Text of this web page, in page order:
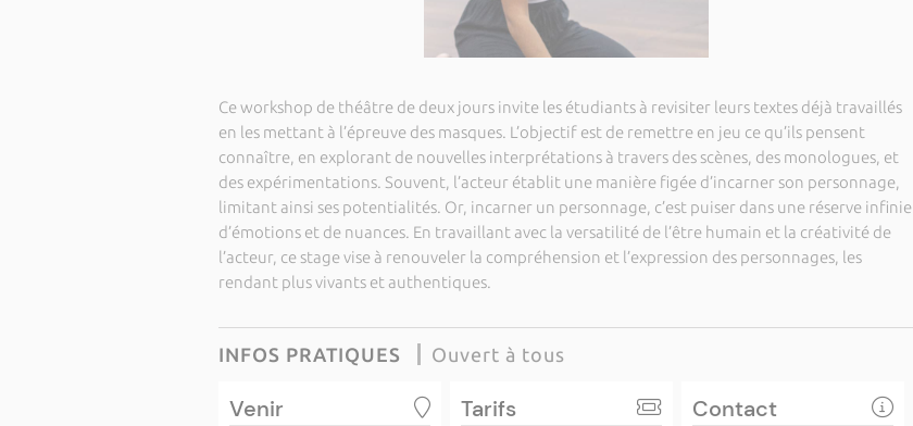
Ce workshop de théâtre de deux jours invite les étudiants à revisiter leurs textes déjà travaillés
en les mettant à l’épreuve des masques. L’objectif est de remettre en jeu ce qu’ils pensent
connaître, en explorant de nouvelles interprétations à travers des scènes, des monologues, et
des expérimentations. Souvent, l’acteur établit une manière figée d’incarner son personnage,
limitant ainsi ses potentialités. Or, incarner un personnage, c’est puiser dans une réserve infinie
d’émotions et de nuances. En travaillant avec la versatilité de l’être humain et la créativité de
l’acteur, ce stage vise à renouveler la compréhension et l’expression des personnages, les
rendant plus vivants et authentiques.
INFOS PRATIQUES Ouvert à tous
Venir Tarifs Contact